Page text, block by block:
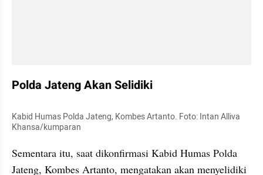
Polda Jateng Akan Selidiki
Kabid Humas Polda Jateng, Kombes Artanto. Foto: Intan Alliva
Khansa/kumparan
Sementara itu, saat dikonfirmasi Kabid Humas Polda
Jateng, Kombes Artanto, mengatakan akan menyelidiki